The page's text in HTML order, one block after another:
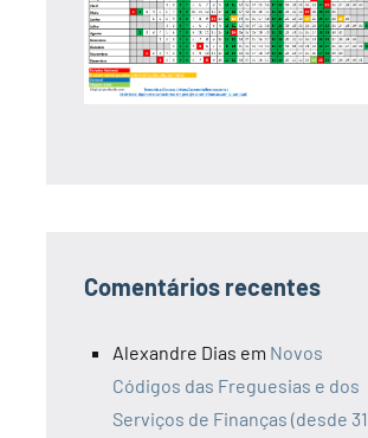
Comentários recentes
Alexandre Dias em Novos
Códigos das Freguesias e dos
Serviços de Finanças (desde 31